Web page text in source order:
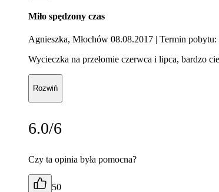
Miło spędzony czas
Agnieszka, Młochów 08.08.2017 | Termin
Wycieczka na przełomie czerwca i lipca, bardzo
Rozwiń
6.0/6
Czy ta opinia była pomocna?
50